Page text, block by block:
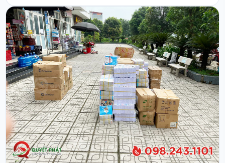
việc chuyển nhà trọn gói tại phường Tràng Tiền đòi
hỏi một quy trình vận tải cực kỳ tinh tế và chuyên...